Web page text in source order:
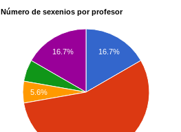
Número de sexenios por profesor
16.7%
16.7%
5.6%